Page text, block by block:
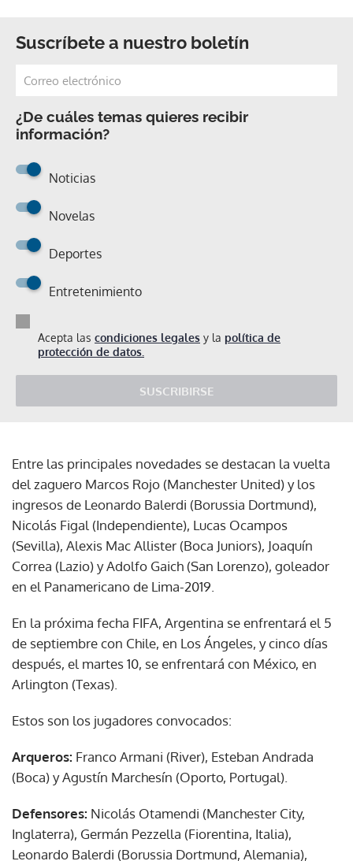
Suscríbete a nuestro boletín
¿De cuáles temas quieres recibir
información?
Noticias
Novelas
Deportes
Entretenimiento
Acepta las condiciones legales y la política de
protección de datos.
SUSCRIBIRSE
Entre las principales novedades se destacan la vuelta
del zaguero Marcos Rojo (Manchester United) y los
ingresos de Leonardo Balerdi (Borussia Dortmund),
Nicolás Figal (Independiente), Lucas Ocampos
(Sevilla), Alexis Mac Allister (Boca Juniors), Joaquín
Correa (Lazio) y Adolfo Gaich (San Lorenzo), goleador
en el Panamericano de Lima-2019.
En la próxima fecha FIFA, Argentina se enfrentará el 5
de septiembre con Chile, en Los Ángeles, y cinco días
después, el martes 10, se enfrentará con México, en
Arlington (Texas).
Estos son los jugadores convocados:
Arqueros: Franco Armani (River), Esteban Andrada
(Boca) y Agustín Marchesín (Oporto, Portugal).
Defensores: Nicolás Otamendi (Manchester City,
Inglaterra), Germán Pezzella (Fiorentina, Italia),
Leonardo Balerdi (Borussia Dortmund, Alemania),